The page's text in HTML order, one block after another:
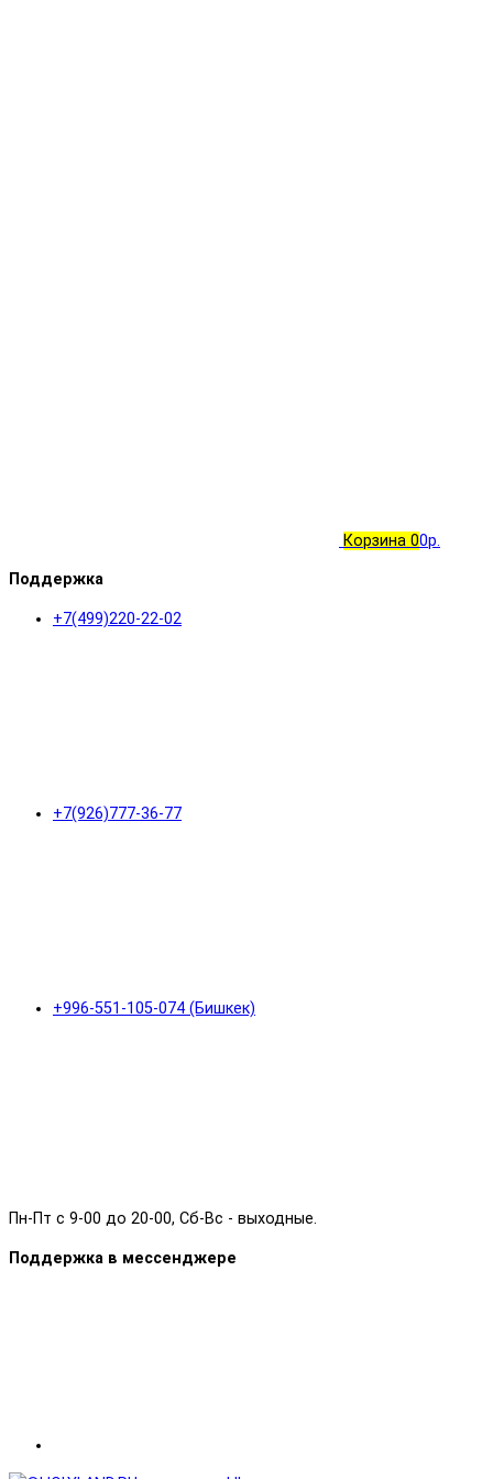
Корзина 00р.
Поддержка
+7(499)220-22-02
+7(926)777-36-77
+996-551-105-074 (Бишкек)
Пн-Пт с 9-00 до 20-00, Сб-Вс - выходные.
Поддержка в мессенджере